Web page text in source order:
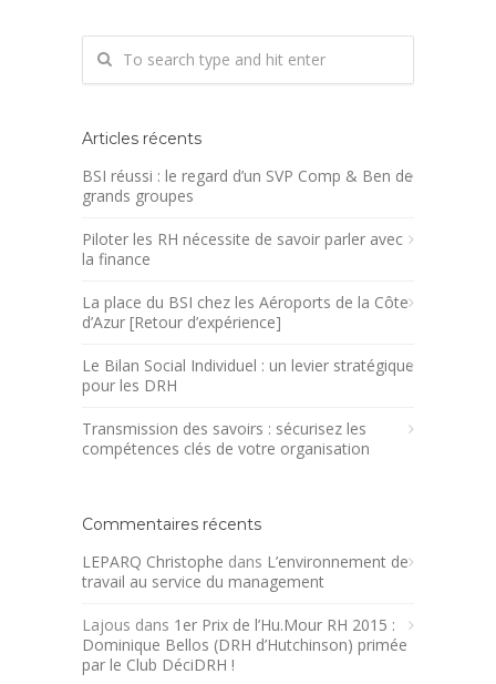
Articles récents
BSI réussi : le regard d’un SVP Comp & Ben de
grands groupes
Piloter les RH nécessite de savoir parler avec
la finance
La place du BSI chez les Aéroports de la Côte
d’Azur [Retour d’expérience]
Le Bilan Social Individuel : un levier stratégique
pour les DRH
Transmission des savoirs : sécurisez les
compétences clés de votre organisation
Commentaires récents
LEPARQ Christophe dans L’environnement de
travail au service du management
Lajous dans 1er Prix de l’Hu.Mour RH 2015 :
Dominique Bellos (DRH d’Hutchinson) primée
par le Club DéciDRH !